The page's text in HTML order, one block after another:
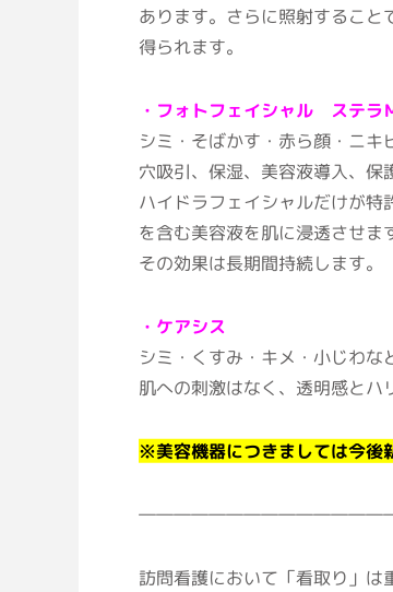
あります。さらに照射するこ
得られます。
・フォトフェイシャル ステ
シミ・そばかす・赤ら顔・ニ
穴吸引、保湿、美容液導入、保
ハイドラフェイシャルだけが
を含む美容液を肌に浸透させ
その効果は長期間持続します。
・ケアシス
シミ・くすみ・キメ・小じわな
肌への刺激はなく、透明感とハ
※美容機器につきましては今後
訪問看護において「看取り」